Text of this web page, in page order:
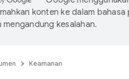
konten ke dalam bahasa
mengandung kesalahan.
Keamanan